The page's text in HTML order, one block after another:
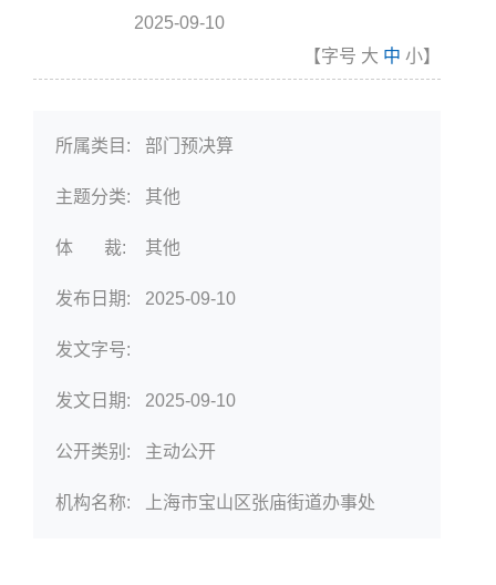
2025-09-10
【字号 大 中 小】
所属类目: 部门预决算
主题分类: 其他
体 裁: 其他
发布日期: 2025-09-10
发文字号:
发文日期: 2025-09-10
公开类别: 主动公开
机构名称: 上海市宝山区张庙街道办事处